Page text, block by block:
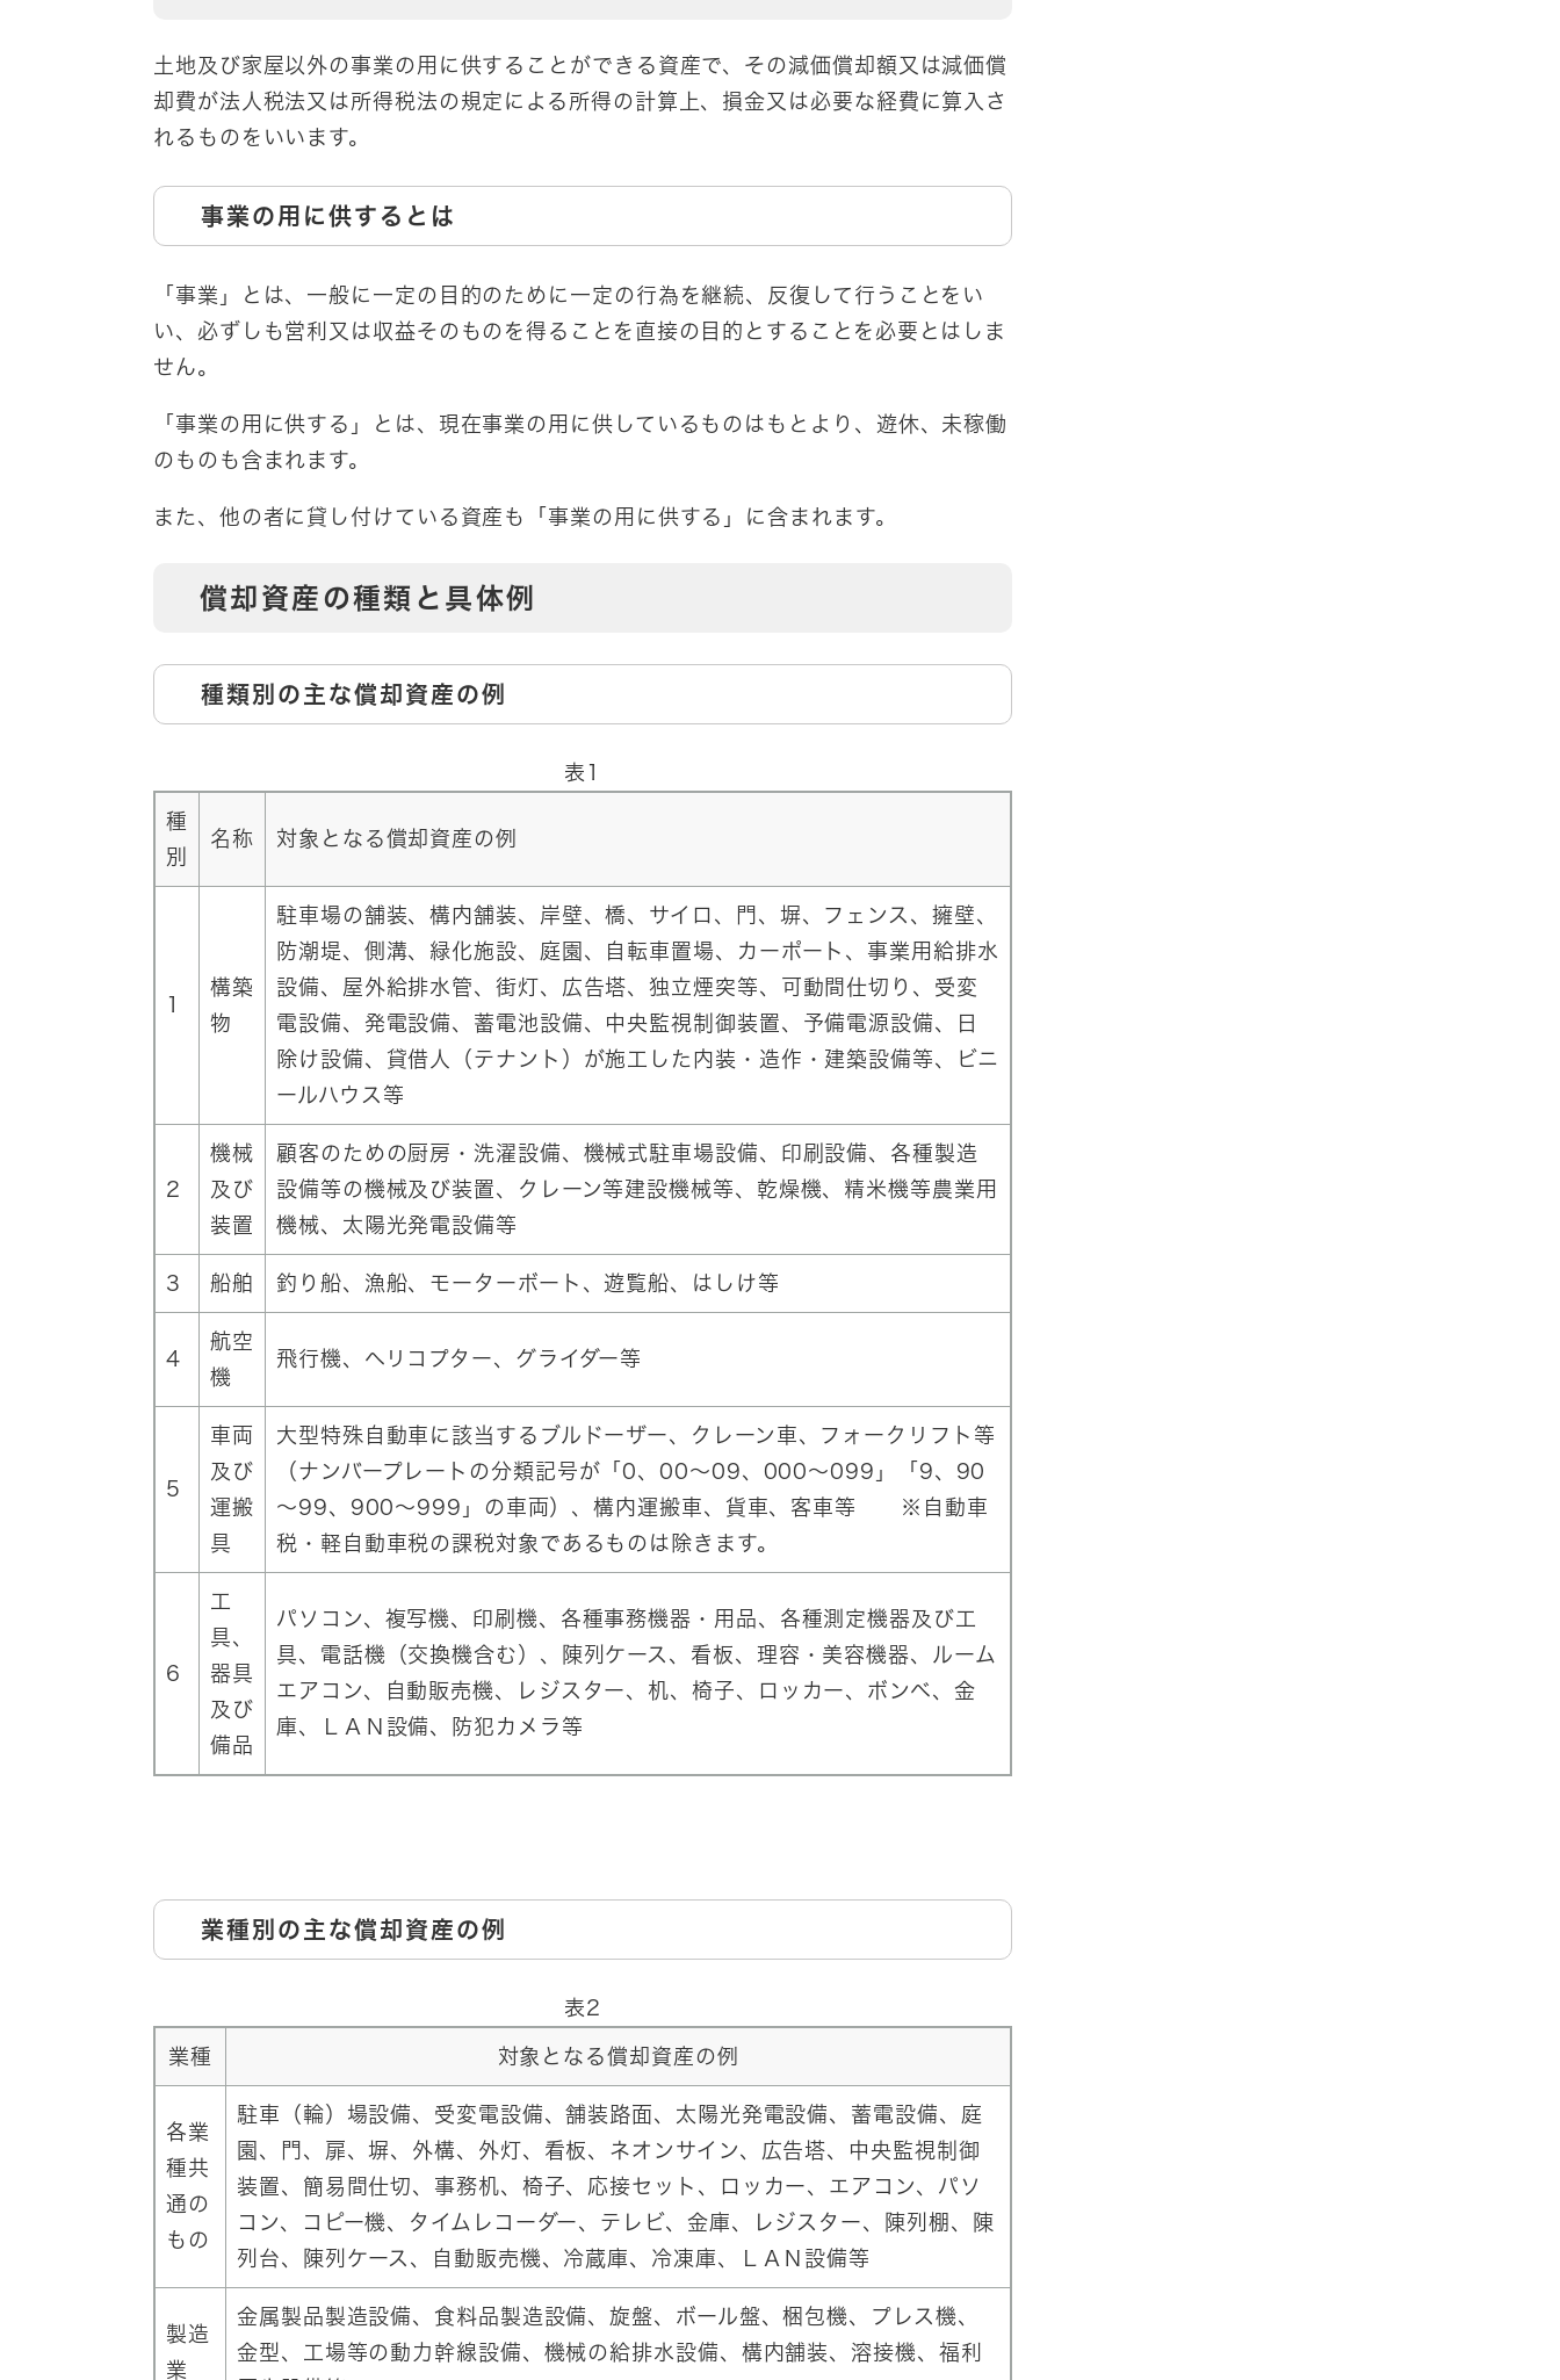
土地及び家屋以外の事業の用に供することができる資産で、その減価償却額又は減価償
却費が法人税法又は所得税法の規定による所得の計算上、損金又は必要な経費に算入さ
れるものをいいます。
事業の用に供するとは
「事業」とは、一般に一定の目的のために一定の行為を継続、反復して行うことをい
い、必ずしも営利又は収益そのものを得ることを直接の目的とすることを必要とはしま
せん。
「事業の用に供する」とは、現在事業の用に供しているものはもとより、遊休、未稼働
のものも含まれます。
また、他の者に貸し付けている資産も「事業の用に供する」に含まれます。
償却資産の種類と具体例
種類別の主な償却資産の例
表1
種
別
名称 対象となる償却資産の例
1
構築
物
駐車場の舗装、構内舗装、岸壁、橋、サイロ、門、塀、フェンス、擁壁、
防潮堤、側溝、緑化施設、庭園、自転車置場、カーポート、事業用給排水
設備、屋外給排水管、街灯、広告塔、独立煙突等、可動間仕切り、受変
電設備、発電設備、蓄電池設備、中央監視制御装置、予備電源設備、日
除け設備、貸借人（テナント）が施工した内装・造作・建築設備等、ビニ
ールハウス等
2
機械
及び
装置
顧客のための厨房・洗濯設備、機械式駐車場設備、印刷設備、各種製造
設備等の機械及び装置、クレーン等建設機械等、乾燥機、精米機等農業用
機械、太陽光発電設備等
3 船舶 釣り船、漁船、モーターボート、遊覧船、はしけ等
4
航空
機
飛行機、ヘリコプター、グライダー等
5
車両
及び
運搬
具
大型特殊自動車に該当するブルドーザー、クレーン車、フォークリフト等
（ナンバープレートの分類記号が「0、00～09、000～099」「9、90
～99、900～999」の車両）、構内運搬車、貨車、客車等 ※自動車
税・軽自動車税の課税対象であるものは除きます。
6
工
具、
器具
及び
備品
パソコン、複写機、印刷機、各種事務機器・用品、各種測定機器及び工
具、電話機（交換機含む）、陳列ケース、看板、理容・美容機器、ルーム
エアコン、自動販売機、レジスター、机、椅子、ロッカー、ボンベ、金
庫、ＬＡＮ設備、防犯カメラ等
業種別の主な償却資産の例
表2
業種 対象となる償却資産の例
各業
種共
通の
もの
駐車（輪）場設備、受変電設備、舗装路面、太陽光発電設備、蓄電設備、庭
園、門、扉、塀、外構、外灯、看板、ネオンサイン、広告塔、中央監視制御
装置、簡易間仕切、事務机、椅子、応接セット、ロッカー、エアコン、パソ
コン、コピー機、タイムレコーダー、テレビ、金庫、レジスター、陳列棚、陳
列台、陳列ケース、自動販売機、冷蔵庫、冷凍庫、ＬＡＮ設備等
製造
業
金属製品製造設備、食料品製造設備、旋盤、ボール盤、梱包機、プレス機、
金型、工場等の動力幹線設備、機械の給排水設備、構内舗装、溶接機、福利